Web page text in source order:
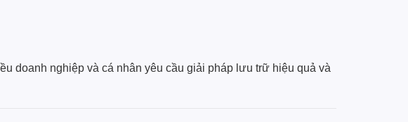
doanh nghiệp và cá nhân yêu cầu giải pháp lưu trữ hiệu quả và